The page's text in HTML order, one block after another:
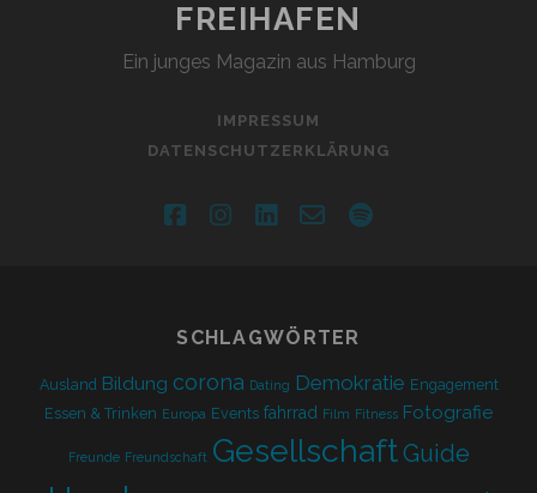
FREIHAFEN
Ein junges Magazin aus Hamburg
IMPRESSUM
DATENSCHUTZERKLÄRUNG
facebookinstagram
linkedin
email-spotify
SCHLAGWÖRTER
Ausland Bildung corona Dating Demokratie Engagement
Essen & Trinken Europa Events fahrrad Film Fitness Fotografie
Freunde Freundschaft GesellschaftGuide